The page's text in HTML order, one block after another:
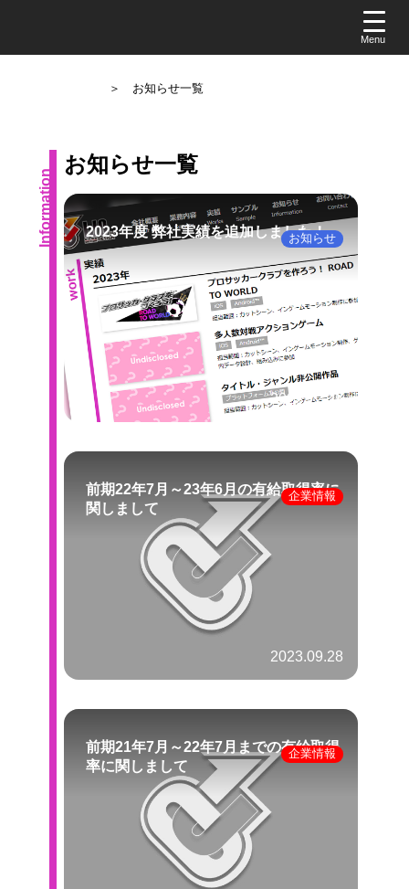
＞ お知らせ一覧
Information
お知らせ一覧
2023年度 弊社実績を追加しました！
2023.12.25
お知らせ
前期22年7月～23年6月の有給取得率に
関しまして
2023.09.28
企業情報
前期21年7月～22年7月までの有給取得
率に関しまして
企業情報